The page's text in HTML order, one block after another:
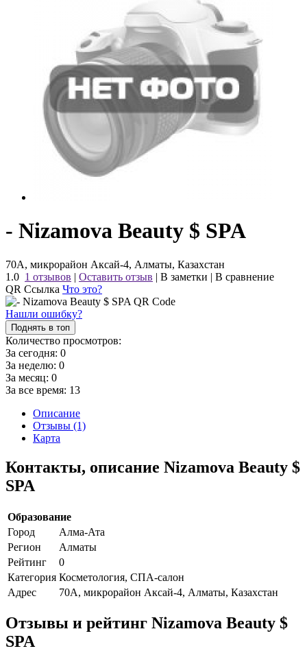
- Nizamova Beauty $ SPA
70А, микрорайон Аксай-4, Алматы, Казахстан
1.0 1 отзывов | Оставить отзыв | В заметки | В сравнение
QR Ссылка Что это?
Нашли ошибку?
Поднять в топ
Количество просмотров:
За сегодня: 0
За неделю: 0
За месяц: 0
За все время: 13
Описание
Отзывы (1)
Карта
Контакты, описание Nizamova Beauty $
SPA
Образование
Город
Алма-Ата
Регион
Алматы
Рейтинг
0
Категория Косметология, СПА-салон
Адрес
70А, микрорайон Аксай-4, Алматы, Казахстан
Отзывы и рейтинг Nizamova Beauty $
SPA